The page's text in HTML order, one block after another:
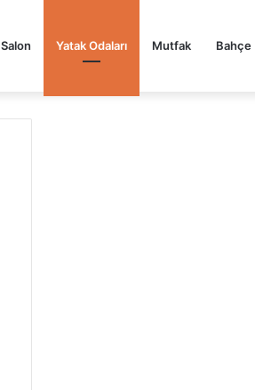
Salon Yatak Odaları Mutfak Bahçe